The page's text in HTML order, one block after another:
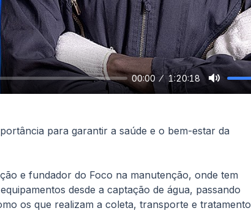
00:00 1:20:18
Mute
para garantir a saúde e o bem-estar da
e fundador do Foco na manutenção, onde tem
desde a captação de água, passando
os que realizam a coleta, transporte e tratamento